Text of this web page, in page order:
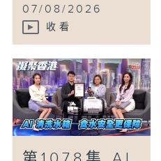
07/08/2026
收看